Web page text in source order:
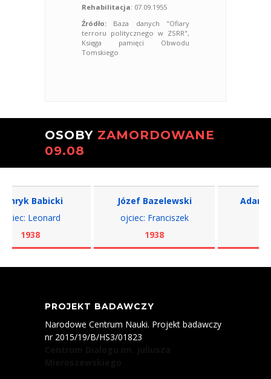
Rehabilitacja: 07.09.1955
Źródło: Baza danych "Ofiary
terroru politycznego w ZSRR",
Księga pamięci Obwodu
Tomskiego
OSOBY ZAMORDOWANE
09.08
Babicki
Leonard
1938
Józef Bazelewski
ojciec: Franciszek
1938
Adam
PROJEKT BADAWCZY
Narodowe Centrum Nauki. Projekt badawczy
nr 2015/19/B/HS3/01823